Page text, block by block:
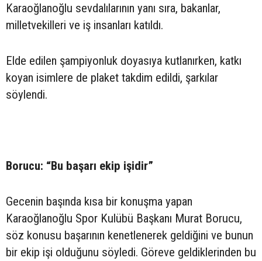
Karaoğlanoğlu sevdalılarının yanı sıra, bakanlar,
milletvekilleri ve iş insanları katıldı.
Elde edilen şampiyonluk doyasıya kutlanırken, katkı
koyan isimlere de plaket takdim edildi, şarkılar
söylendi.
Borucu: “Bu başarı ekip işidir”
Gecenin başında kısa bir konuşma yapan
Karaoğlanoğlu Spor Kulübü Başkanı Murat Borucu,
söz konusu başarının kenetlenerek geldiğini ve bunun
bir ekip işi olduğunu söyledi. Göreve geldiklerinden bu